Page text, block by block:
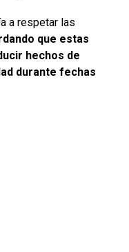
a respetar las
que estas
hechos de
durante fechas